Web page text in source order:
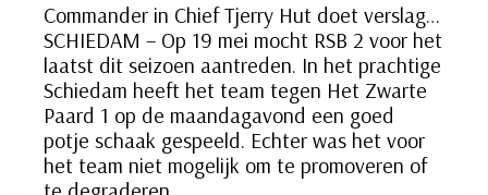
Commander in Chief Tjerry Hut doet verslag…
SCHIEDAM – Op 19 mei mocht RSB 2 voor het
laatst dit seizoen aantreden. In het prachtige
Schiedam heeft het team tegen Het Zwarte
Paard 1 op de maandagavond een goed
potje schaak gespeeld. Echter was het voor
het team niet mogelijk om te promoveren of